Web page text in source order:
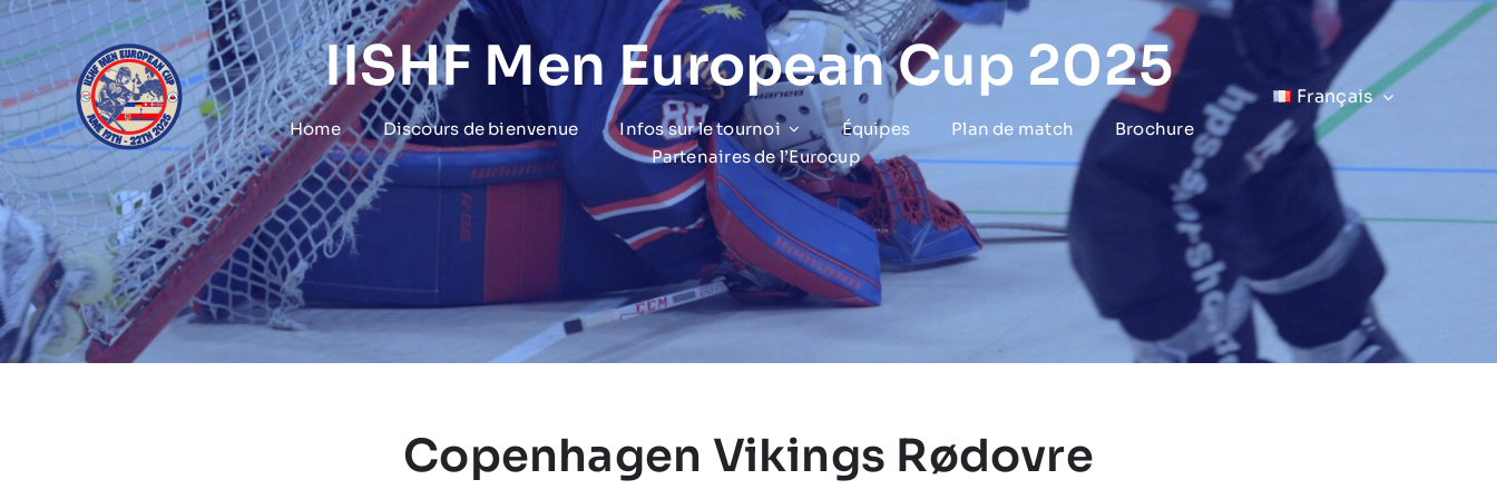
Skip
content
IISHF Men European Cup 2025
Home Discours de bienvenue Infos sur le tournoi Équipes Plan de match
Brochure
Partenaires de l’Eurocup
Français
Copenhagen Vikings Rødovre